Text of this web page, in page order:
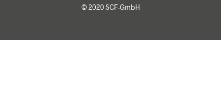
© 2020 SCF-GmbH